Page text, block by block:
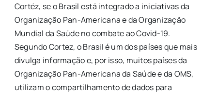
Cortéz, se o Brasil está integrado a iniciativas da
Organização Pan-Americana e da Organização
Mundial da Saúde no combate ao Covid-19.
Segundo Cortez, o Brasil é um dos países que mais
divulga informação e, por isso, muitos países da
Organização Pan-Americana da Saúde e da OMS,
utilizam o compartilhamento de dados para